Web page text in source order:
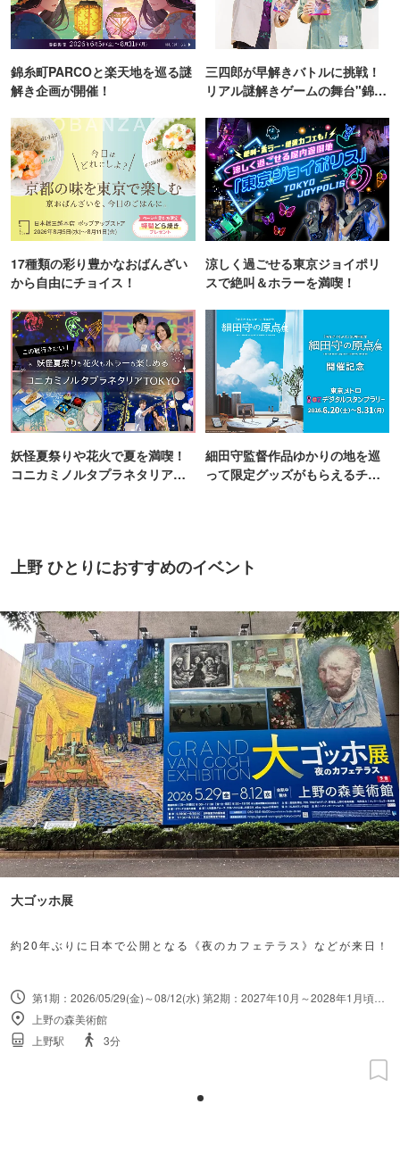
錦糸町PARCOと楽天地を巡る謎
解き企画が開催！
三四郎が早解きバトルに挑戦！
リアル謎解きゲームの舞台"錦糸
17種類の彩り豊かなおばんざい
から自由にチョイス！
涼しく過ごせる東京ジョイポリ
スで絶叫＆ホラーを満喫！
妖怪夏祭りや花火で夏を満喫！
コニカミノルタプラネタリア
細田守監督作品ゆかりの地を巡
って限定グッズがもらえるチャ
上野 ひとりにおすすめのイベント
大ゴッホ展
約20年ぶりに日本で公開となる《夜のカフェテラス》などが来日！
第1期：2026/05/29(金)～08/12(水) 第2期：2027年10月～2028年1月頃（期間確定後に公表予定）
上野の森美術館
上野駅
3分